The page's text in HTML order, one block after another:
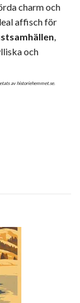
charm och
affisch för
och
av historiehemmet.se.